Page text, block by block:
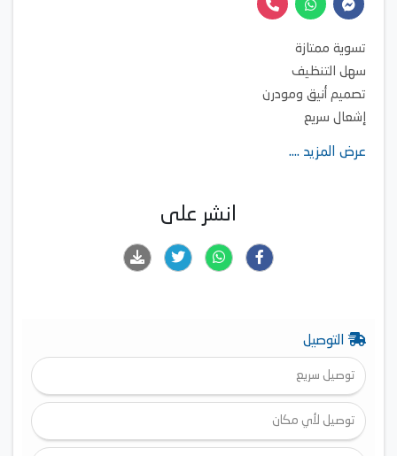
تسوية ممتازة
سهل التنظيف
تصميم أنيق ومودرن
إشعال سريع
صمامات أمان
عرض المزيد ....
انشر على
التوصيل
توصيل سريع
توصيل لأي مكان